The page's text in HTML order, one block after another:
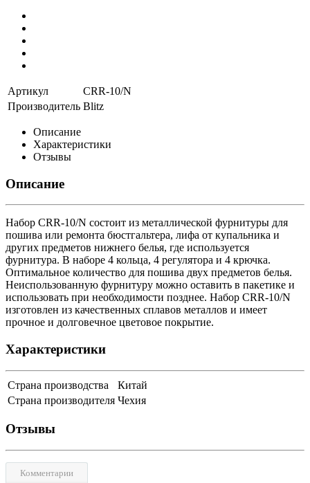
Артикул
CRR-10/N
Производитель Blitz
Описание
Характеристики
Отзывы
Описание
Набор CRR-10/N состоит из металлической фурнитуры для
пошива или ремонта бюстгальтера, лифа от купальника и
других предметов нижнего белья, где используется
фурнитура. В наборе 4 кольца, 4 регулятора и 4 крючка.
Оптимальное количество для пошива двух предметов белья.
Неиспользованную фурнитуру можно оставить в пакетике и
использовать при необходимости позднее. Набор CRR-10/N
изготовлен из качественных сплавов металлов и имеет
прочное и долговечное цветовое покрытие.
Характеристики
Страна производства
Китай
Страна производителя Чехия
Отзывы
Комментарии